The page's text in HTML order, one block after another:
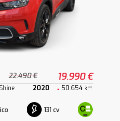
22.490 € 19.990 €
2020 50.654 km
131 cv